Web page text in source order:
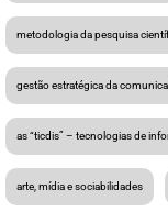
metodologia da pesquisa
gestão estratégica da
as “ticdis” – tecnologias de
arte, mídia e sociabilidades